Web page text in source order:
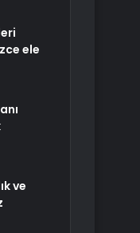
ele
ve